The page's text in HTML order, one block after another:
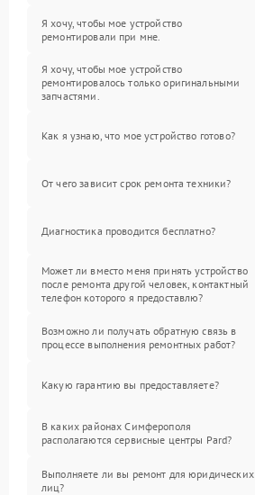
Я хочу, чтобы мое устройство
ремонтировали при мне.
Я хочу, чтобы мое устройство
ремонтировалось только оригинальными
запчастями.
Как я узнаю, что мое устройство готово?
От чего зависит срок ремонта техники?
Диагностика проводится бесплатно?
Может ли вместо меня принять устройство
после ремонта другой человек, контактный
телефон которого я предоставлю?
Возможно ли получать обратную связь в
процессе выполнения ремонтных работ?
Какую гарантию вы предоставляете?
В каких районах Симферополя
располагаются сервисные центры Pard?
Выполняете ли вы ремонт для юридических
лиц?